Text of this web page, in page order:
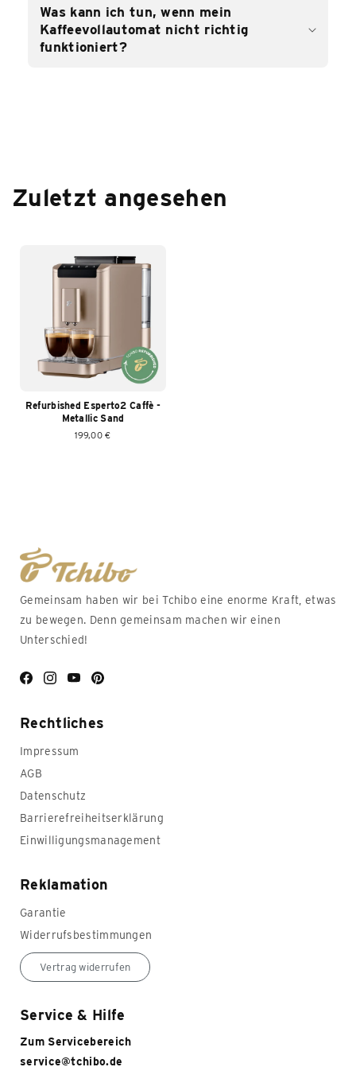
Was kann ich tun, wenn mein
Kaffeevollautomat nicht richtig
funktioniert?
Zuletzt angesehen
Refurbished Esperto2 Caffè -
Metallic Sand
199,00 €
Gemeinsam haben wir bei Tchibo eine enorme Kraft, etwas
zu bewegen. Denn gemeinsam machen wir einen
Unterschied!
Facebook
Instagram
YouTubePinterest
Rechtliches
Impressum
AGB
Datenschutz
Barrierefreiheitserklärung
Einwilligungsmanagement
Reklamation
Garantie
Widerrufsbestimmungen
Vertrag widerrufen
Service & Hilfe
Zum Servicebereich
service@tchibo.de